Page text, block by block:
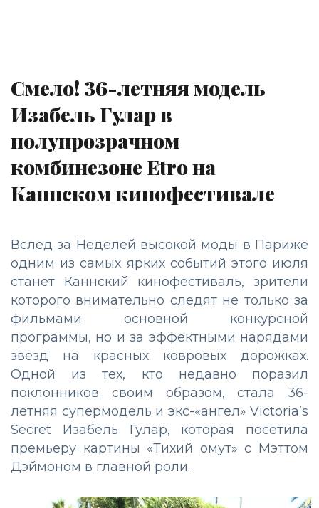
Смело! 36-летняя модель
Изабель Гулар в
полупрозрачном
комбинезоне Etro на
Каннском кинофестивале
Вслед за Неделей высокой моды в Париже
одним из самых ярких событий этого июля
станет Каннский кинофестиваль, зрители
которого внимательно следят не только за
фильмами основной конкурсной
программы, но и за эффектными нарядами
звезд на красных ковровых дорожках.
Одной из тех, кто недавно поразил
поклонников своим образом, стала 36-
летняя супермодель и экс-«ангел» Victoria’s
Secret Изабель Гулар, которая посетила
премьеру картины «Тихий омут» с Мэттом
Дэймоном в главной роли.